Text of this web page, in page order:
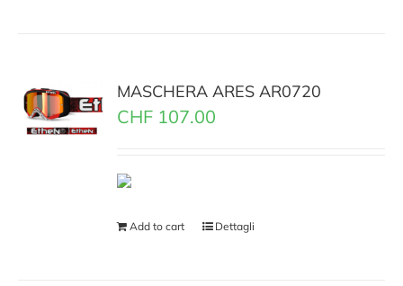
MASCHERA ARES AR0720
CHF 107.00
Add to cart Dettagli